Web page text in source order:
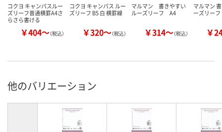
コクヨ キャンパスルー
ズリーフ普通横罫A4さ
らさら書ける
￥404～（税込）
コクヨ キャンパス ルー
ズリーフ B5 白 横罫線
￥320～（税込）
マルマン 書きやすい
ルーズリーフ A4
￥314～（税込）
マルマン
ーズリーフ
￥
他のバリエーション